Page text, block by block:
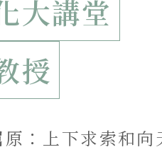
大講堂
授
：上下求索和